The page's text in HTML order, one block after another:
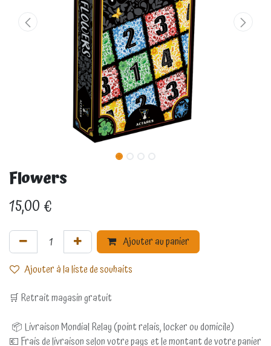
Flowers
15,00€
Ajouter au panier
Ajouter à la liste de souhaits
🛒 Retrait magasin gratuit
📦 Livraison Mondial Relay (point relais, locker ou domicile)
💶 Frais de livraison selon votre pays et le montant de votre panier